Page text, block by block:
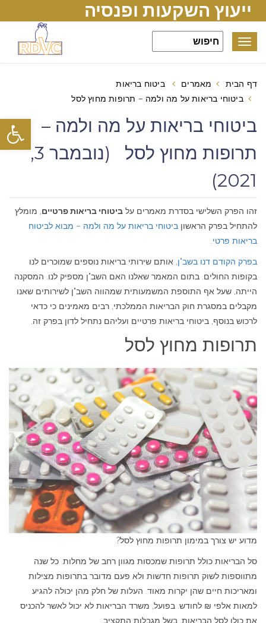
פתח
ייעוץ השקעות ופנסיה
Toggle
דף הבית מאמרים
ביטוח בריאות
ביטוחי בריאות על מה ולמה – תרופות מחוץ לסל
ביטוחי בריאות על מה ולמה –
תרופות מחוץ לסל (נובמבר 3,
2021)
זהו הפרק השלישי בסדרת מאמרים על ביטוחי בריאות פרטיים , מומלץ
להתחיל בפרק הראשון ביטוחי בריאות על מה ולמה – מבוא לביטוח
בריאות פרטי
בפרק הקודם דנו בשב"ן , אותם שירותי בריאות נוספים שמוכרים לנו
בקופות החולים. בתום המאמר שאלנו האם השב"ן מספיק לנו. המסקנה
הייתה, שעל אף התוספת המשמעותית שמהווה השב"ן לשירותים שאנו
מקבלים במסגרת חוק הבריאות הממלכתי, רבים מאמינים כי כדאי
לרכוש בנוסף, ביטוחי בריאות פרטיים ועליהם נתחיל לדון בפרק זה.
תרופות מחוץ לסל
מדוע יש צורך במימון תרופות מחוץ לסל?
סל הבריאות כולל תרופות שמכסות מגוון רחב של מחלות. כל שנה
מתווספות לשוק תרופות חדשות ולא פעם מדובר בתרופות מצילות
ומאריכות חיים שהן יקרות מאוד. העלות של חלק מהן יכולה להגיע
למאות אלפי ₪ לחודש. בפועל, משרד הבריאות לא יכול לאשר להכניס
את כולן לסל הבריאות, בשל מגבלות התקציב.